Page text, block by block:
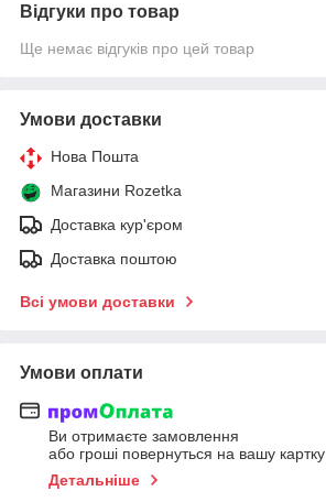
Відгуки про товар
Ще немає відгуків про цей товар
Умови доставки
Нова Пошта
Магазини Rozetka
Доставка кур'єром
Доставка поштою
Всі умови доставки
Умови оплати
Ви отримаєте замовлення
або гроші повернуться на вашу картку
Детальніше